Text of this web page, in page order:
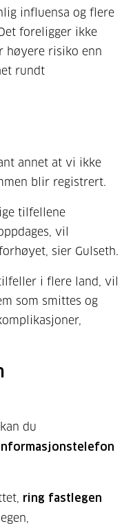
influensa og flere
foreligger ikke
høyere risiko enn
rundt
annet at vi ikke
blir registrert.
tilfellene
vil
sier Gulseth.
i flere land, vil
som smittes og
kan du
ring fastlegen